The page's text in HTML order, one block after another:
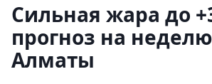
Сильная жара до
прогноз на
Алматы